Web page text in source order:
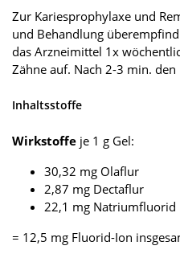
Zur Kariesprophylaxe und
und Behandlung
das Arzneimittel 1x
Zähne auf. Nach 2-3 min.
Inhaltsstoffe
Wirkstoffe je 1 g Gel:
30,32 mg Olaflur
2,87 mg Dectaflur
22,1 mg Natriumfluorid
= 12,5 mg Fluorid-Ion